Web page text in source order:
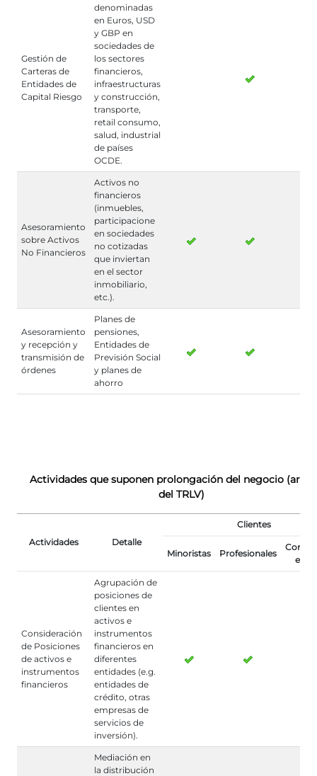
Gestión de
Carteras de
Entidades de
Capital Riesgo
denominadas
en Euros, USD
y GBP en
sociedades de
los sectores
financieros,
infraestructuras
y construcción,
transporte,
retail consumo,
salud, industrial
de países
OCDE.
Asesoramiento
sobre Activos
No Financieros
Activos no
financieros
(inmuebles,
participacione
en sociedades
no cotizadas
que inviertan
en el sector
inmobiliario,
etc.).
Asesoramiento
y recepción y
transmisión de
órdenes
Planes de
pensiones,
Entidades de
Previsión Social
y planes de
ahorro
Actividades que suponen prolongación del negocio (art.
del TRLV)
Actividades Detalle
Clientes
Minoristas Profesionales
Consideración
de Posiciones
de activos e
instrumentos
financieros
Agrupación de
posiciones de
clientes en
activos e
instrumentos
financieros en
diferentes
entidades (e.g.
entidades de
crédito, otras
empresas de
servicios de
inversión).
Mediación en
la distribución